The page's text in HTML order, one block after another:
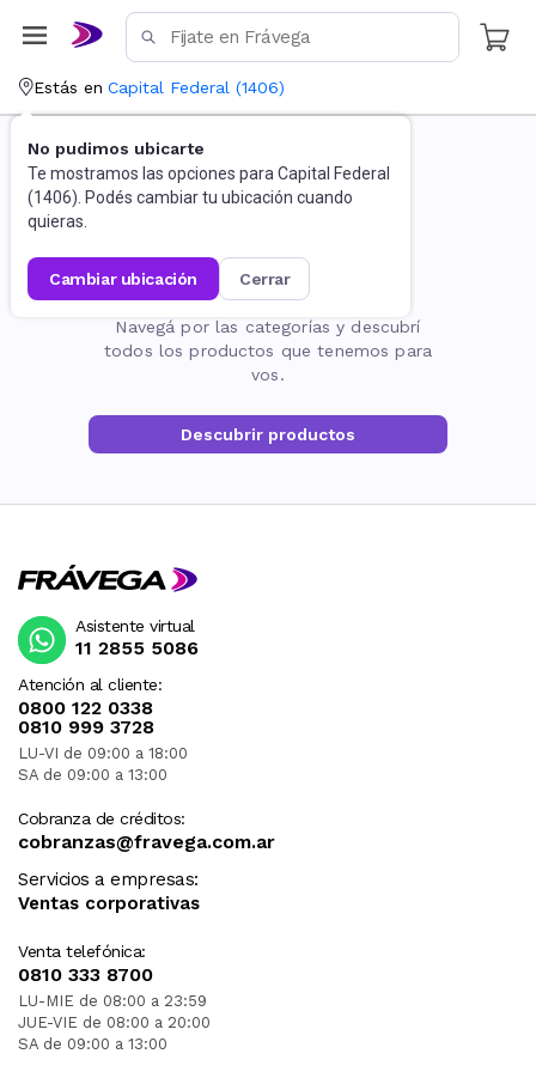
Estás en Capital Federal (1406)
No pudimos ubicarte
Te mostramos las opciones para Capital Federal
(1406). Podés cambiar tu ubicación cuando
quieras.
cambiar ubicación cerrar
La página no existe
Navegá por las categorías y descubrí
todos los productos que tenemos para
vos.
Descubrir productos
Atención al cliente:
0800 122 0338
0810 999 3728
LU-VI de 09:00 a 18:00
SA de 09:00 a 13:00
Cobranza de créditos:
cobranzas@fravega.com.ar
Servicios a empresas:
Ventas corporativas
Venta telefónica:
0810 333 8700
LU-MIE de 08:00 a 23:59
JUE-VIE de 08:00 a 20:00
SA de 09:00 a 13:00
Asistente virtual
11 2855 5086